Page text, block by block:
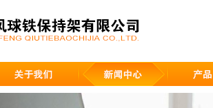
公司简介 企业文化 安全证书
公司新闻